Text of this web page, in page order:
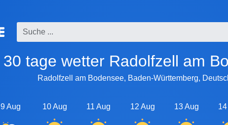
30 tage wetter Radolfzell am
Radolfzell am Bodensee, Baden-Württemberg,
9 Aug 10 Aug 11 Aug 12 Aug 13 Aug